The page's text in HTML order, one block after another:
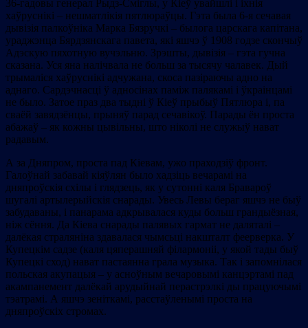
36-гадовы генерал Рыдз-Сміглы, у Кіеў увайшлі і іхнія
хаўруснікі – нешматлікія пятлюраўцы. Гэта была 6-я сечавая
дывізія палкоўніка Марка Бязручкі – былога царскага капітана,
ураджэнца Бярдзянскага павета, які яшчэ ў 1908 годзе скончыў
Адэскую пяхотную вучэльню. Зрэшты, дывізія – гэта гучна
сказана. Уся яна налічвала не больш за тысячу чалавек. Дый
трымаліся хаўруснікі адчужана, скоса пазіраючы адно на
аднаго. Сардэчнасці ў адносінах паміж палякамі і ўкраінцамі
не было. Затое праз два тыдні ў Кіеў прыбыў Пятлюра і, па
сваёй завядзёнцы, прыняў парад сечавікоў. Парады ён проста
абажаў – як кожны цывільны, што ніколі не служыў нават
радавым.
А за Дняпром, проста пад Кіевам, ужо праходзіў фронт.
Галоўнай забавай кіяўлян было хадзіць вечарамі на
дняпроўскія схілы і глядзець, як у сутонні каля Бравароў
шугалі артылерыйскія снарады. Увесь Левы бераг яшчэ не быў
забудаваны, і панарама адкрывалася куды больш грандыёзная,
ніж сёння. Да Кіева снарады палявых гармат не даляталі –
далёкая страляніна здавалася чымсьці накшталт феерверка. У
Купецкім садзе (каля цяперашняй філармоніі, у якой тады быў
Купецкі сход) нават пастаянна грала музыка. Так і запомнілася
польская акупацыя – у асноўным вечаровымі канцэртамі пад
акампанемент далёкай арудыйнай перастрэлкі ды працуючымі
тэатрамі. А яшчэ зеніткамі, расстаўленымі проста на
дняпроўскіх стромах.